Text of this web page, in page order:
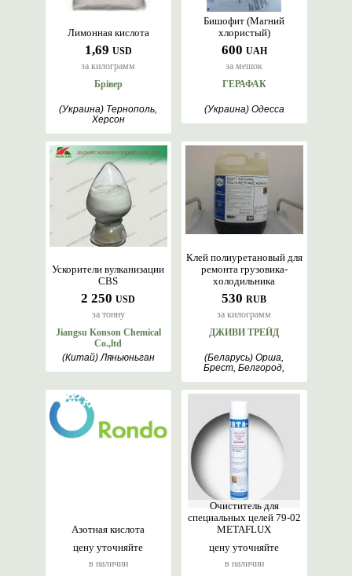
1,69 USD
за килограмм
Лимонная кислота
Брівер
(Украина) Тернополь,
Херсон
600 UAH
за мешок
Бишофит (Магний
хлористый)
ГЕРАФАК
(Украина) Одесса
2 250 USD
за тонну
Ускорители вулканизации
CBS
Jiangsu Konson Chemical
Co.,ltd
(Китай) Ляньюньган
530 RUB
за килограмм
Клей полиуретановый для
ремонта грузовика-
холодильника
ДЖИВИ ТРЕЙД
(Беларусь) Орша,
Брест, Белгород,
цену уточняйте
в наличии
Азотная кислота
цену уточняйте
в наличии
Очиститель для
специальных целей 79-02
METAFLUX